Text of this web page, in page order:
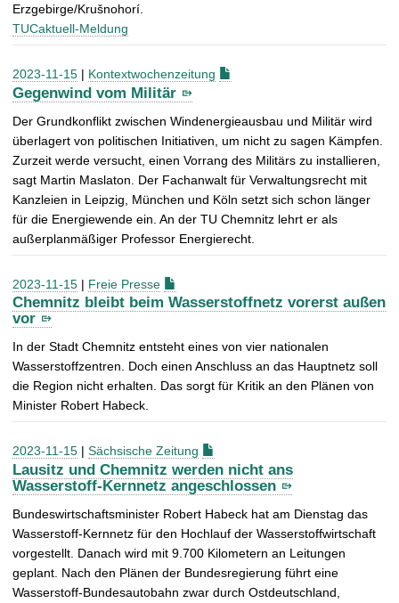
Erzgebirge/Krušnohorí.
TUCaktuell-Meldung
2023-11-15 | Kontextwochenzeitung
Gegenwind vom Militär
Der Grundkonflikt zwischen Windenergieausbau und Militär wird
überlagert von politischen Initiativen, um nicht zu sagen Kämpfen.
Zurzeit werde versucht, einen Vorrang des Militärs zu installieren,
sagt Martin Maslaton. Der Fachanwalt für Verwaltungsrecht mit
Kanzleien in Leipzig, München und Köln setzt sich schon länger
für die Energiewende ein. An der TU Chemnitz lehrt er als
außerplanmäßiger Professor Energierecht.
2023-11-15 | Freie Presse
Chemnitz bleibt beim Wasserstoffnetz vorerst außen
vor
In der Stadt Chemnitz entsteht eines von vier nationalen
Wasserstoffzentren. Doch einen Anschluss an das Hauptnetz soll
die Region nicht erhalten. Das sorgt für Kritik an den Plänen von
Minister Robert Habeck.
2023-11-15 | Sächsische Zeitung
Lausitz und Chemnitz werden nicht ans
Wasserstoff-Kernnetz angeschlossen
Bundeswirtschaftsminister Robert Habeck hat am Dienstag das
Wasserstoff-Kernnetz für den Hochlauf der Wasserstoffwirtschaft
vorgestellt. Danach wird mit 9.700 Kilometern an Leitungen
geplant. Nach den Plänen der Bundesregierung führt eine
Wasserstoff-Bundesautobahn zwar durch Ostdeutschland,